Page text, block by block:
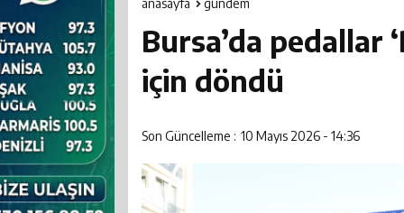
23:17 AFYON
20:07
22:35
anasayfa gündem
Bursa’da pedallar
için döndü
Son Güncelleme : 10 Mayıs 2026 - 14:36